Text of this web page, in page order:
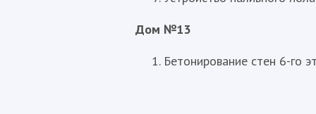
Дом №13
Бетонирование стен 6-го